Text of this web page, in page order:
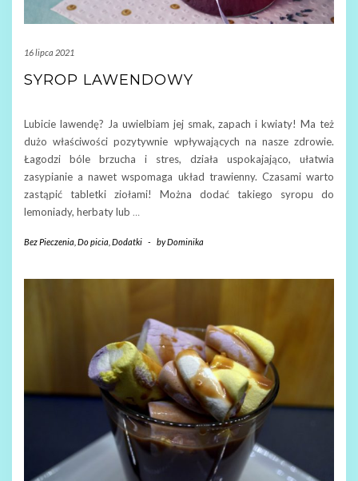
16 lipca 2021
SYROP LAWENDOWY
Lubicie lawendę? Ja uwielbiam jej smak, zapach i kwiaty! Ma też
dużo właściwości pozytywnie wpływających na nasze zdrowie.
Łagodzi bóle brzucha i stres, działa uspokajająco, ułatwia
zasypianie a nawet wspomaga układ trawienny. Czasami warto
zastąpić tabletki ziołami! Można dodać takiego syropu do
lemoniady, herbaty lub …
Bez Pieczenia Do picia Dodatki - byDominika